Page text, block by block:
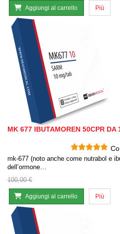
Aggiungi al carrello Più
MK 677 IBUTAMOREN 50CPR DA
mk-677 (noto anche come nutrabol e
dell’ormone…
100,00 €
Aggiungi al carrello Più